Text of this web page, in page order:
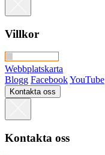
Villkor
Webbplatskarta
Blogg FacebookYouTube
Kontakta oss
Kontakta oss